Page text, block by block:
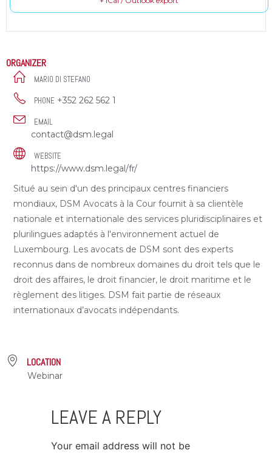
ORGANIZER
MARIO DI STEFANO
PHONE +352 262 562 1
EMAIL
contact@dsm.legal
WEBSITE
https://www.dsm.legal/fr/
Situé au sein d'un des principaux centres financiers
mondiaux, DSM Avocats à la Cour fournit à sa clientèle
nationale et internationale des services pluridisciplinaires et
plurilingues adaptés à l'environnement actuel de
Luxembourg. Les avocats de DSM sont des experts
reconnus dans de nombreux domaines du droit tels que le
droit des affaires, le droit financier, le droit maritime et le
règlement des litiges. DSM fait partie de réseaux
internationaux d’avocats indépendants.
LOCATION
Webinar
LEAVE A REPLY
Your email address will not be